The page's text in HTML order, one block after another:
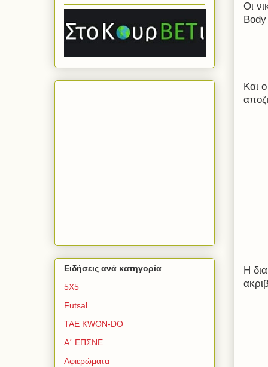
Οι
Body
Και
Η
Ειδήσεις ανά κατηγορία
5Χ5
Futsal
TAE KWON-DO
Α΄ ΕΠΣΝΕ
Αφιερώματα